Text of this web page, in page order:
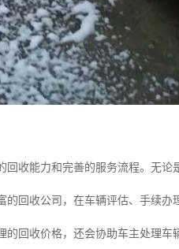
收能力和完善的服务流程。无论
回收公司，在车辆评估、手续办
的回收价格，还会协助车主处理